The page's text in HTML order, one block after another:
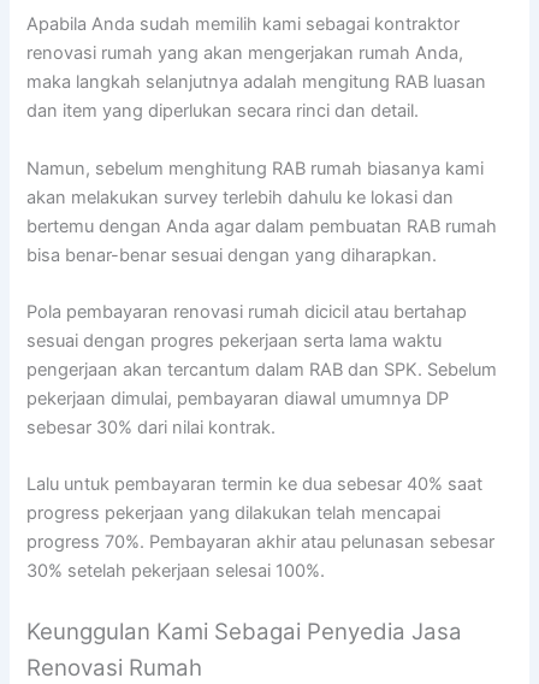
Apabila Anda sudah memilih kami sebagai kontraktor
renovasi rumah yang akan mengerjakan rumah Anda,
maka langkah selanjutnya adalah mengitung RAB luasan
dan item yang diperlukan secara rinci dan detail.
Namun, sebelum menghitung RAB rumah biasanya kami
akan melakukan survey terlebih dahulu ke lokasi dan
bertemu dengan Anda agar dalam pembuatan RAB rumah
bisa benar-benar sesuai dengan yang diharapkan.
Pola pembayaran renovasi rumah dicicil atau bertahap
sesuai dengan progres pekerjaan serta lama waktu
pengerjaan akan tercantum dalam RAB dan SPK. Sebelum
pekerjaan dimulai, pembayaran diawal umumnya DP
sebesar 30% dari nilai kontrak.
Lalu untuk pembayaran termin ke dua sebesar 40% saat
progress pekerjaan yang dilakukan telah mencapai
progress 70%. Pembayaran akhir atau pelunasan sebesar
30% setelah pekerjaan selesai 100%.
Keunggulan Kami Sebagai Penyedia Jasa
Renovasi Rumah